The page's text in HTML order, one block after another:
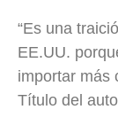
“Es una
EE.UU.
importar más
Título del